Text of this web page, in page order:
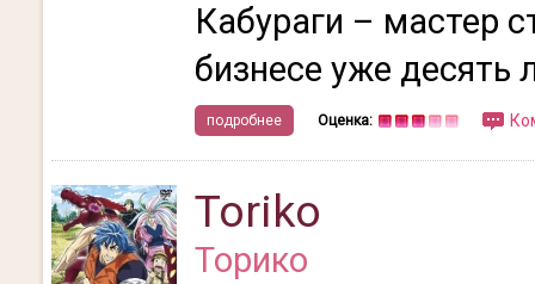
Кабураги – мастер
бизнесе уже десять
подробнее Оценка:
Toriko
Торико